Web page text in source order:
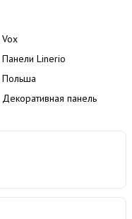
Vox
Панели Linerio
Польша
Декоративная панель